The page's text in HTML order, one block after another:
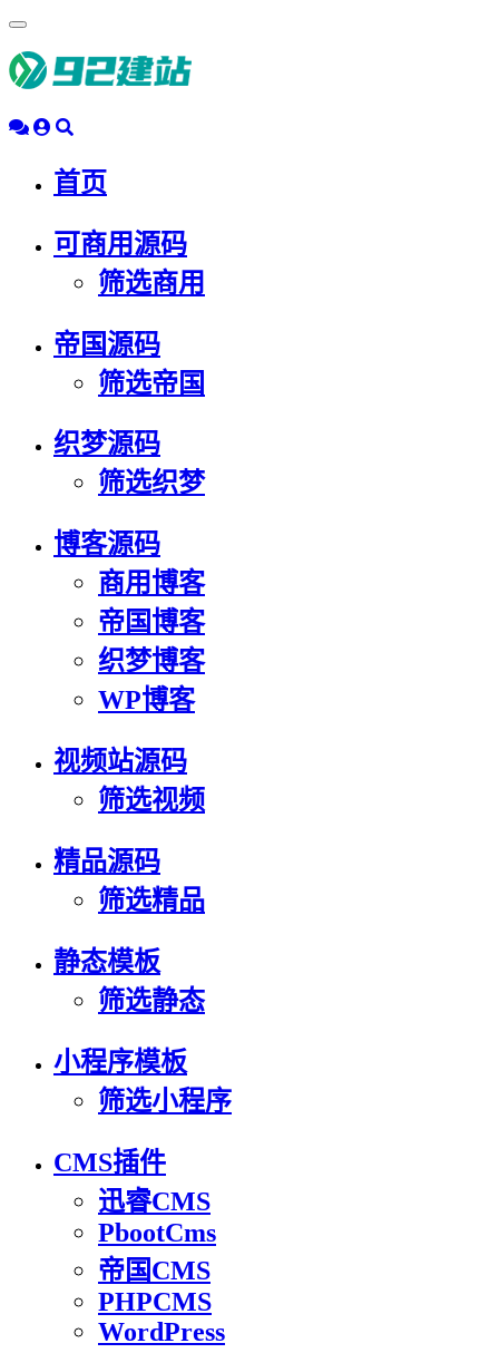
动
导
首页
可商用源码
筛选商用
帝国源码
筛选帝国
织梦源码
筛选织梦
博客源码
商用博客
帝国博客
织梦博客
WP博客
视频站源码
筛选视频
精品源码
筛选精品
静态模板
筛选静态
小程序模板
筛选小程序
CMS插件
迅睿CMS
PbootCms
帝国CMS
PHPCMS
WordPress